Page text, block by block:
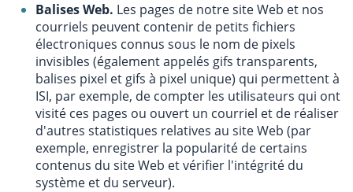
Balises Web. Les pages de notre site Web et nos
courriels peuvent contenir de petits fichiers
électroniques connus sous le nom de pixels
invisibles (également appelés gifs transparents,
balises pixel et gifs à pixel unique) qui permettent à
ISI, par exemple, de compter les utilisateurs qui ont
visité ces pages ou ouvert un courriel et de réaliser
d'autres statistiques relatives au site Web (par
exemple, enregistrer la popularité de certains
contenus du site Web et vérifier l'intégrité du
système et du serveur).